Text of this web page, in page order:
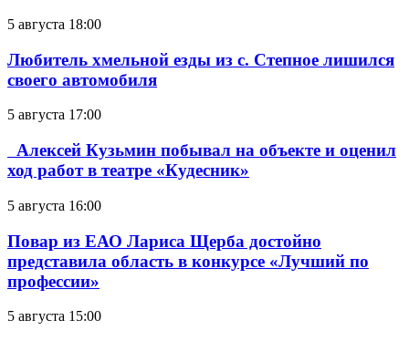
5 августа 18:00
Любитель хмельной езды из с. Степное лишился
своего автомобиля
5 августа 17:00
Алексей Кузьмин побывал на объекте и оценил
ход работ в театре «Кудесник»
5 августа 16:00
Повар из ЕАО Лариса Щерба достойно
представила область в конкурсе «Лучший по
профессии»
5 августа 15:00